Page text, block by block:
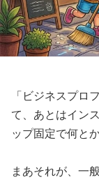
「ビジネスプロ
て、あとはイン
ップ固定で何と
まあそれが、一